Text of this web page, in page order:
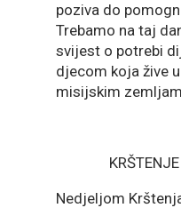
poziva do
Trebamo na taj
svijest o potrebi
djecom koja žive
misijskim
Nedjeljom